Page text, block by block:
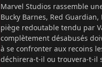
Marvel Studios rassemble
Bucky Barnes, Red
piège redoutable tendu par
complètement désabusés
à se confronter aux recoins
déchirera-t-il ou trouvera-t-il